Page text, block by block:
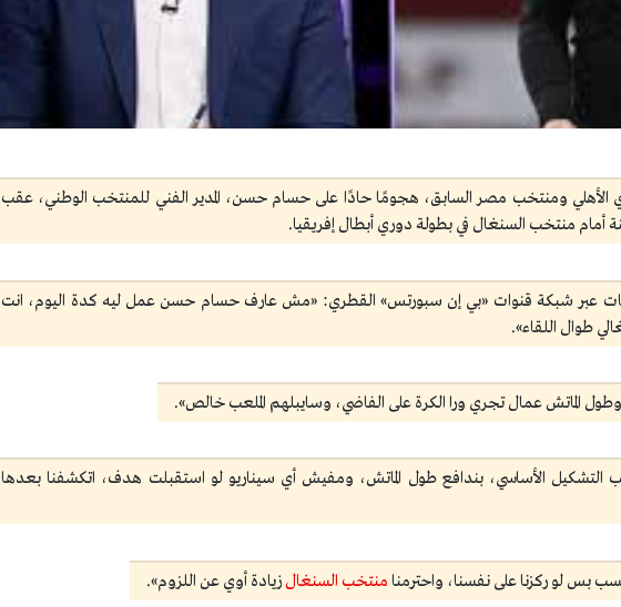
ومنتخب مصر السابق، هجومًا حادًا على حسام حسن، المدير الفني للمنتخب الوطني، عقب
أمام منتخب السنغال في بطولة دوري أبطال إفريقيا.
عبر شبكة قنوات «بي إن سبورتس» القطري: «مش عارف حسام حسن عمل ليه كدة اليوم، انت
طوال اللقاء».
عمال تجري ورا الكرة على الفاضي، وسايبلهم الملعب خالص».
التشكيل الأساسي، بندافع طول الماتش، ومفيش أي سيناريو لو استقبلت هدف، اتكشفنا بعدها
بس لو ركزنا على نفسنا، واحترمنا منتخب السنغال زيادة أوي عن اللزوم».